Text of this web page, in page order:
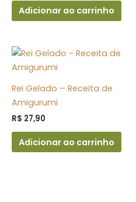
Adicionar ao carrinho
Rei Gelado – Receita de
Amigurumi
R$ 27,90
Adicionar ao carrinho